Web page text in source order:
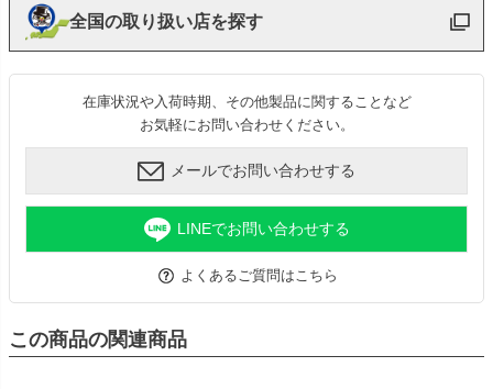
全国の取り扱い店を探す
在庫状況や入荷時期、その他製品に関することなど
お気軽にお問い合わせください。
メールでお問い合わせする
LINEでお問い合わせする
よくあるご質問はこちら
この商品の関連商品